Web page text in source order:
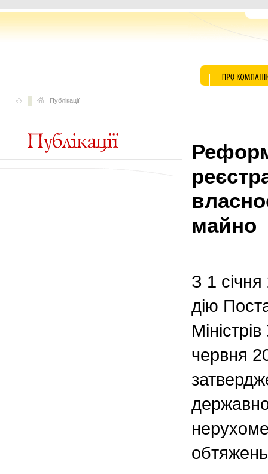
Публікації
майно
З 1
дію
червня